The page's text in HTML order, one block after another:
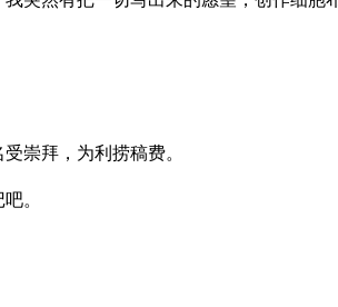
崇拜，为利捞稿费。
。